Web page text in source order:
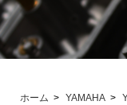
ホーム > YAMAHA >